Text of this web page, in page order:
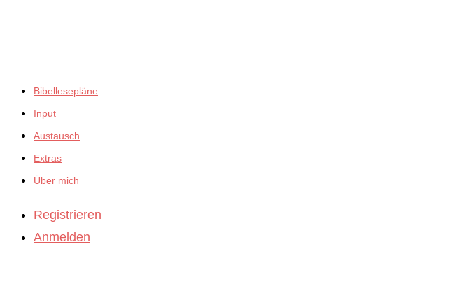
Bibellesepläne
Input
Austausch
Extras
Über mich
Registrieren
Anmelden